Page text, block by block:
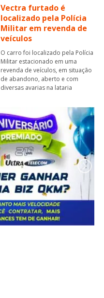
Vectra furtado é
localizado pela Polícia
Militar em revenda de
veículos
O carro foi localizado pela Polícia
Militar estacionado em uma
revenda de veículos, em situação
de abandono, aberto e com
diversas avarias na lataria